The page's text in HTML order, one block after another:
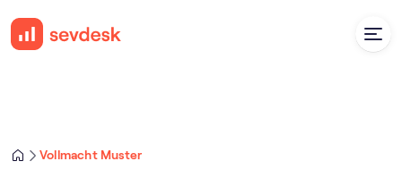
Vollmacht Muster